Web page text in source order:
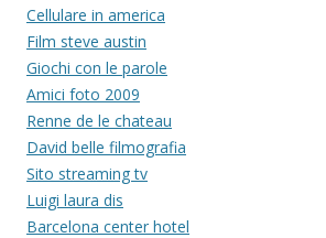
Cellulare in america
Film steve austin
Giochi con le parole
Amici foto 2009
Renne de le chateau
David belle filmografia
Sito streaming tv
Luigi laura dis
Barcelona center hotel